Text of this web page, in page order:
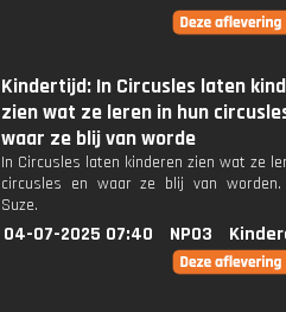
Kindertijd: In Circusles laten
zien wat ze leren in hun
waar ze blij van worde
In Circusles laten kinderen zien wat ze
circusles en waar ze blij van
Suze.
04-07-2025 07:40 NPO3